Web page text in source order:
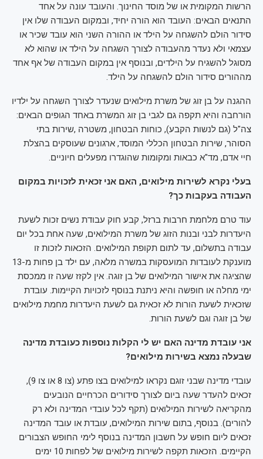
הרשות המקומית או של מוסד החינוך. והעובד עונה על אחד
התנאים הבאים: העובד הוא הורה יחיד, ובמקום העבודה שלו אין
סידור הולם להשגחה על הילד או ההורה השני הוא עובד שכיר או
עצמאי ולא נעדר מהעבודה לצורך השגחה על הילד או שהוא לא
מסוגל להשגיח על הילדים, ובנוסף אין במקום העבודה של אף אחד
מההורים סידור הולם להשגחה על הילד.
ההגנה על בן זוג של משרת מילואים שנעדר לצורך השגחה על ילדיו
הורחבה והיא תקפה גם לגבי בן זוג המשרת באחד הגופים הבאים:
צה"ל (גם לנשות הקבע), כוחות הבטחון, משטרה ,שירות בתי
הסוהר, שירות הבטחון הכללי המוסד, ארגונים שעוסקים בהצלת
חיי אדם, מד"א כבאות ומקומות שהוגדרו מפעלים חיוניים.
בעלי נקרא לשירות מילואים, האם אני זכאית לזכויות במקום
העבודה בעקבות כך?
עוד טרם מלחמת חרבות ברזל, קבע חוק עבודת נשים זכות לשעת
היעדרות לבני ובנות הזוג של משרת המילואים, שעה אחת בכל יום
עבודה בתשלום, עד לתום תקופת המילואים. הזכאות לזכות זו
מוענקת לעובדות המועסקות במשרה מלאה, עם ילד בן פחות מ-13
שהציגה את אישור המילואים של בן זוגה. אין לקזז שעה זו ממכסת
ימי מחלה או חופשה והיא ניתנת בנוסף לזכויות הקיימות. עובדת
שזכאית לשעת הורות לא זכאית גם לשעת היעדרות מחמת מילואים
של בן זוגה וגם לשעת הורות.
אני עובדת מדינה האם יש לי הקלות נוספות כעובדת מדינה
שבעלה נמצא בשירות מילואים?
עובדי מדינה שבני זוגם נקראו למילואים בצו פתע (צו 8 או צו 9),
זכאים להעדר שעה ביום לצורך סידורים הכרחיים הנובעים
מהקריאה לשירות המילואים (תקף לכל עובדי המדינה ולא רק
להורים). בנוסף, בתום שירות המילואים, עובדת או עובד המדינה
זכאים ליום חופש על חשבון המדינה בנוסף לימי החופש הצבורים
הקיימים. הזכאות תקפה לשירות מילואים של לפחות 10 ימים